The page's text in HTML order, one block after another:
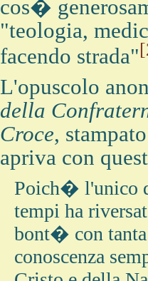
cos�
"teologia,
facendo strada"
L'opuscolo
della
Croce,
apriva con
Poich� l'unico
tempi ha
bont� con tanta
conoscenza